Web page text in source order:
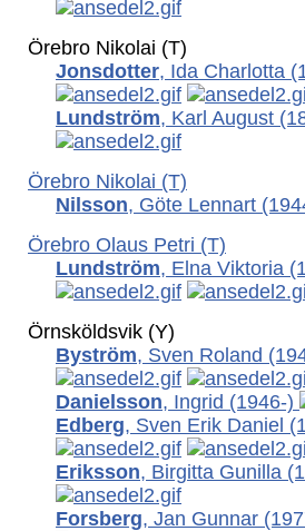
Örebro Nikolai (T)
Jonsdotter, Ida Charlotta
Lundström, Karl August
Örebro Nikolai (T)
Nilsson, Göte Lennart
Örebro Olaus Petri (T)
Lundström, Elna Viktoria
Örnsköldsvik (Y)
Byström, Sven Roland
Danielsson, Ingrid (1946-)
Edberg, Sven Erik Daniel
Eriksson, Birgitta Gunilla
Forsberg, Jan Gunnar